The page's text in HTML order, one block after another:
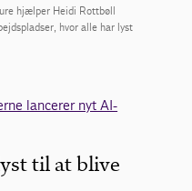
hjælper Heidi Rottbøll
hvor alle har lyst
lancerer nyt AI-
til at blive